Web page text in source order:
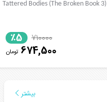
Tattered Bodies (The Broken Book 3)
710000
٪5
674,500 تومان
بیشتر